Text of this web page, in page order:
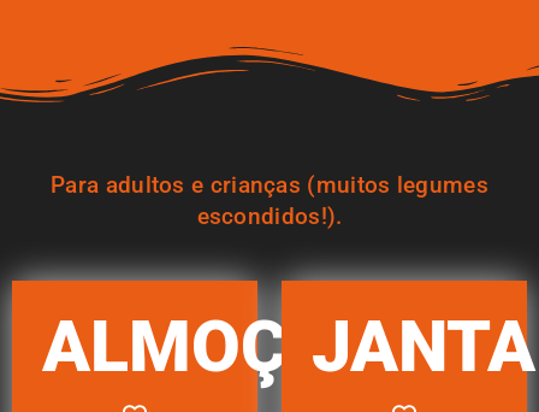
Para adultos e crianças (muitos legumes
escondidos!).
ALMOÇO